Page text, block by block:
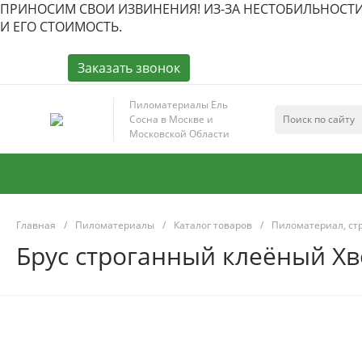
ПРИНОСИМ СВОИ ИЗВИНЕНИЯ! ИЗ-ЗА
И ЕГО СТОИМОСТЬ.
Заказать звонок
Пиломатериалы Ель
Сосна в Москве и
Московской Области
Главная / Пиломатериалы / Каталог товаров / Пиломатериал,
Брус строганный клеёный